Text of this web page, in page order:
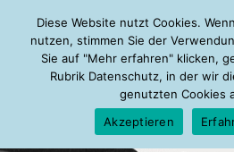
Saturday, 08.08.2026
Mein Account
About
Diese Website nutzt Cookies.
nutzen, stimmen Sie der
Sie auf "Mehr erfahren" klicken,
Rubrik Datenschutz, in der wir
genutzten Cookies
Akzeptieren